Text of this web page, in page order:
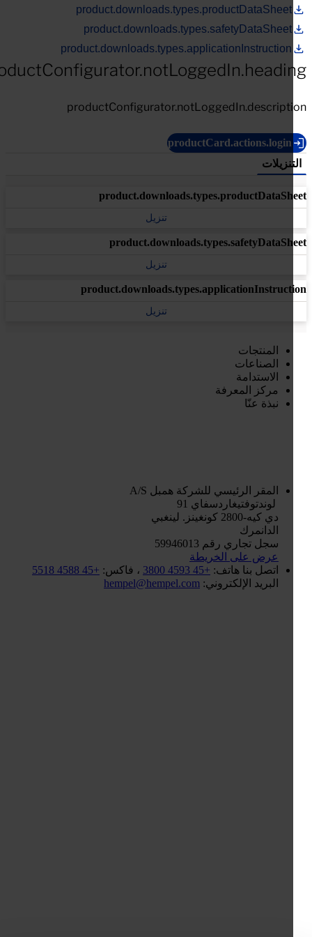
product.downloads.types.productDataSheet
product.downloads.types.safetyDataSheet
product.downloads.types.applicationInstruction
productCard.actions.login
تنزيل
تنزيل
تنزيل
المنتجات
الصناعات
الاستدامة
مركز المعرفة
نبذة عنّا
المقر الرئيسي للشركةهمبل A/S
لوندتوفتيغاردسفاي 91
دي كيه-2800 كونغينز. لينغبي
الدانمرك
سجل تجاري رقم 59946013
عرض على الخريطة
اتصل بنا هاتف:+45 4593 3800 ، فاكس:+45 4588 5518
البريد الإلكتروني:hempel@hempel.com